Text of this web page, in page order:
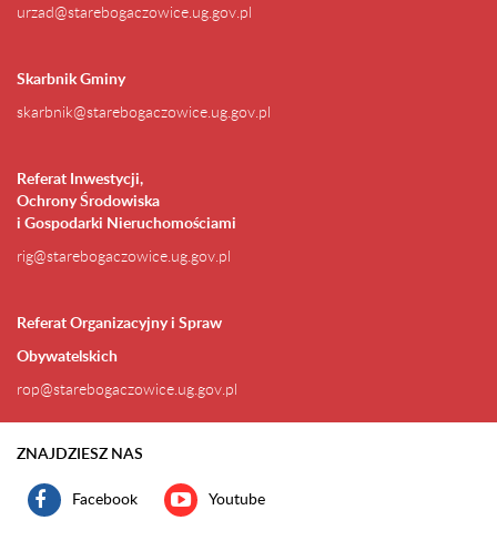
urzad@starebogaczowice.ug.gov.pl
Skarbnik Gminy
skarbnik@starebogaczowice.ug.gov.pl
Referat Inwestycji,
Ochrony Środowiska
i Gospodarki Nieruchomościami
rig@starebogaczowice.ug.gov.pl
Referat Organizacyjny i Spraw
Obywatelskich
rop@starebogaczowice.ug.gov.pl
ZNAJDZIESZ NAS
Facebook Youtube